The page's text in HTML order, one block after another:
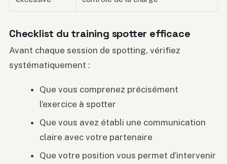
Checklist du training spotter efficace
Avant chaque session de spotting, vérifiez
systématiquement :
Que vous comprenez précisément
l’exercice à spotter
Que vous avez établi une communication
claire avec votre partenaire
Que votre position vous permet d’intervenir